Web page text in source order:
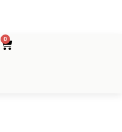
0
Cart